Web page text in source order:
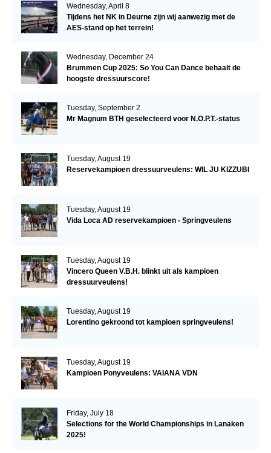
Wednesday, April 8
Tijdens het NK in Deurne zijn wij aanwezig met de
AES-stand op het terrein!
Wednesday, December 24
Brummen Cup 2025: So You Can Dance behaalt de
hoogste dressuurscore!
Tuesday, September 2
Mr Magnum BTH geselecteerd voor N.O.P.T.-status
Tuesday, August 19
Reservekampioen dressuurveulens: WIL JU KIZZUBI
Tuesday, August 19
Vida Loca AD reservekampioen - Springveulens
Tuesday, August 19
Vincero Queen V.B.H. blinkt uit als kampioen
dressuurveulens!
Tuesday, August 19
Lorentino gekroond tot kampioen springveulens!
Tuesday, August 19
Kampioen Ponyveulens: VAIANA VDN
Friday, July 18
Selections for the World Championships in Lanaken
2025!